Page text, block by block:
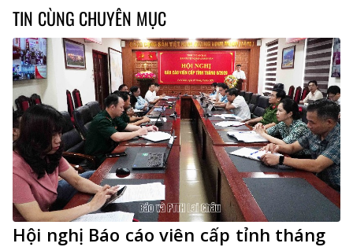
TIN CÙNG CHUYÊN MỤC
Hội nghị Báo cáo viên cấp tỉnh tháng